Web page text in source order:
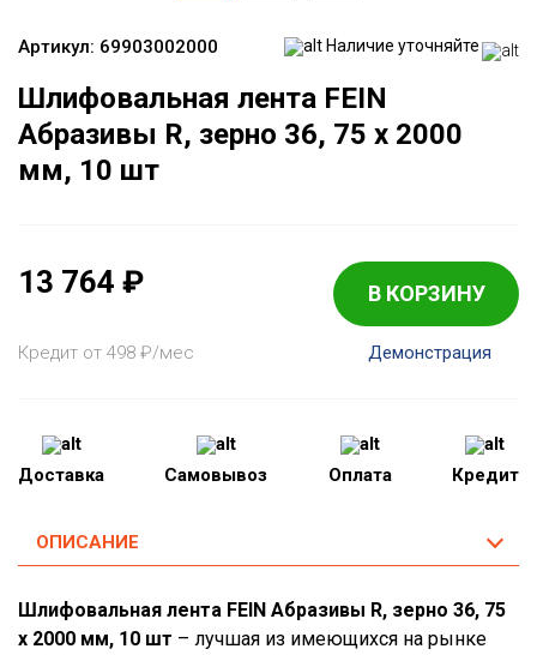
Артикул: 69903002000 Наличие уточняйте
Шлифовальная лента FEIN
Абразивы R, зерно 36, 75 x 2000
мм, 10 шт
13 764 ₽ В КОРЗИНУ
Кредит от 498 ₽/мес Демонстрация
Доставка Самовывоз Оплата Кредит
ОПИСАНИЕ
Шлифовальная лента FEIN Абразивы R, зерно 36, 75
x 2000 мм, 10 шт – лучшая из имеющихся на рынке